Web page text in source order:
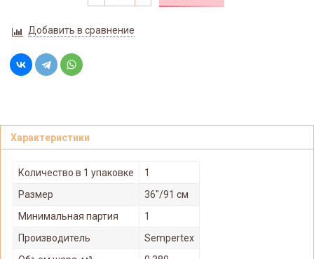
Добавить в сравнение
Характеристики
Количество в 1 упаковке
1
Размер
36"/91 см
Минимальная партия
1
Производитель
Sempertex